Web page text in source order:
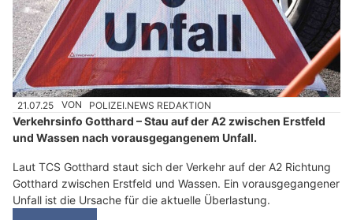
21.07.25 VON POLIZEI.NEWS REDAKTION
Verkehrsinfo Gotthard – Stau auf der A2 zwischen Erstfeld
und Wassen nach vorausgegangenem Unfall.
Laut TCS Gotthard staut sich der Verkehr auf der A2 Richtung
Gotthard zwischen Erstfeld und Wassen. Ein vorausgegangener
Unfall ist die Ursache für die aktuelle Überlastung.